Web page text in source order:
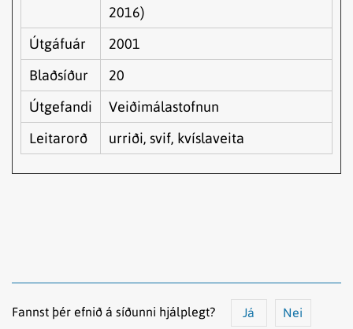
2016)
Útgáfuár
2001
Blaðsíður
20
Útgefandi
Veiðimálastofnun
Leitarorð
urriði, svif, kvíslaveita
Fannst þér efnið á síðunni hjálplegt? Já Nei